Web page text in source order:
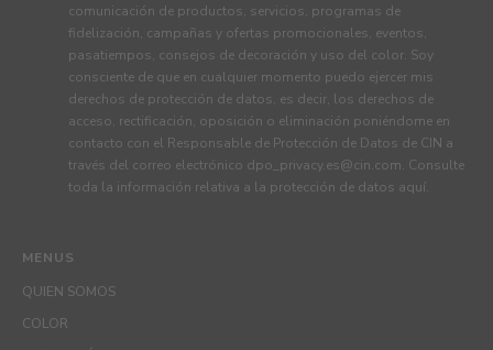
MENUS
QUIEN SOMOS
COLOR
comunicación de productos, servicios, programas de
fidelización, campañas y ofertas promocionales, eventos,
pasatiempos, consejos de decoración y uso del color. Soy
consciente de que en cualquier momento puedo ejercer mis
derechos de protección de datos, es decir, los derechos de
acceso, rectificación, oposición o eliminación poniéndome en
contacto con el Responsable de Protección de Datos de CIN a
través del correo electrónico dpo_privacy.es@cin.com. Consulte
toda la información relativa a la protección de datos aquí.